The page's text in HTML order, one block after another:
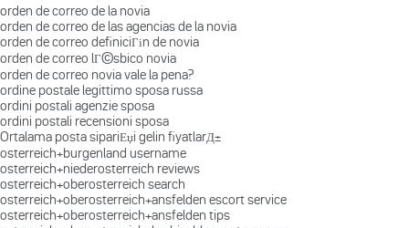
orden de correo de la novia
orden de correo de las agencias de la novia
orden de correo definiciГіn de novia
orden de correo lГ©sbico novia
orden de correo novia vale la pena?
ordine postale legittimo sposa russa
ordini postali agenzie sposa
ordini postali recensioni sposa
Ortalama posta sipariЕџi gelin fiyatlarД±
osterreich+burgenland username
osterreich+niederosterreich reviews
osterreich+oberosterreich search
osterreich+oberosterreich+ansfelden escort service
osterreich+oberosterreich+ansfelden tips